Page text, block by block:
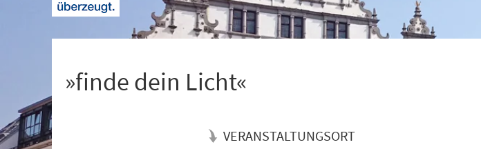
»finde dein Licht«
VERANSTALTUNGSORT